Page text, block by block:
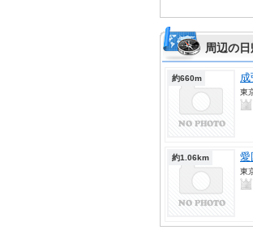
周辺の
約660m 成
東
約1.06km 愛
東